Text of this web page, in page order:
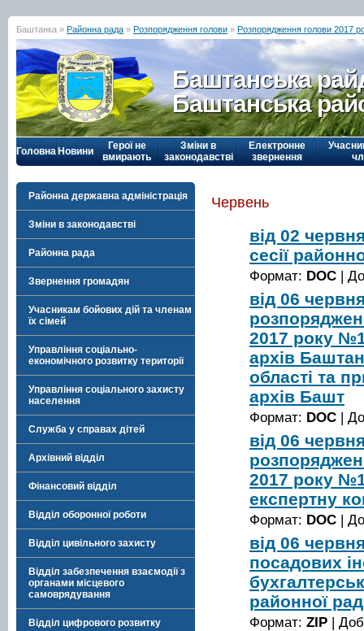
Баштанка » Районна рада » Розпорядження голови » Розпорядження голови 2017
Баштанська
Баштанська
Головна Новини
Герої не
вмирають
Зміни в
законодавстві
Електронне
звернення
Районна державна адміністрація
Зміни в законодавстві
Районна рада
Звернення громадян
Учасникам бойових дій та членам
їх сімей
Управління соціально-
економічного розвитку території
Управління соціального захисту
населення
Служба у справах дітей
Архівний відділ
Фінансовий відділ
Відділ оборонної роботи
Відділ цивільного захисту
Відділ забезпечення взаємодії з
органами місцевого
самоврядування
Відділ цифрового розвитку
Червень
від 02
сесії
Формат: DOC |
від 06
2017 року
архів
області та
архів Башт
Формат: DOC |
від 06
2017 року
експертну
Формат: DOC |
від 06
посадових
районної
Формат: ZIP |